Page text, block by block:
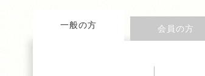
一般の方 会員の方